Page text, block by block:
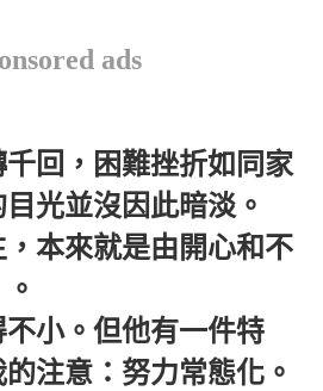
ads
回，困難挫折如同家
光並沒因此暗淡。
本來就是由開心和不
小。但他有一件特
注意：努力常態化。